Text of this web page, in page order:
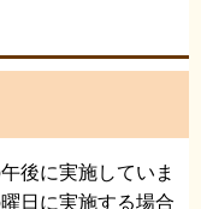
後に実施していま
日に実施する場合